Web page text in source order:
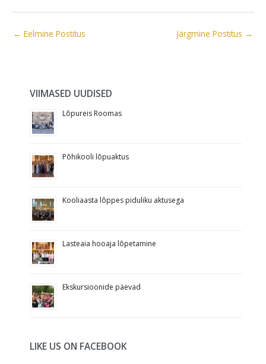
← Eelmine Postitus Järgmine Postitus →
VIIMASED UUDISED
Lõpureis Roomas
Põhikooli lõpuaktus
Kooliaasta lõppes piduliku aktusega
Lasteaia hooaja lõpetamine
Ekskursioonide päevad
LIKE US ON FACEBOOK